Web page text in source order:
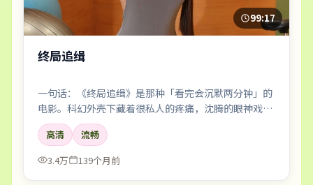
99:17
终局追缉
一句话：《终局追缉》是那种「看完会沉默两分钟」的
电影。科幻外壳下藏着很私人的疼痛，沈腾的眼神戏尤
其要命。
高清
流畅
3.4万
139个月前